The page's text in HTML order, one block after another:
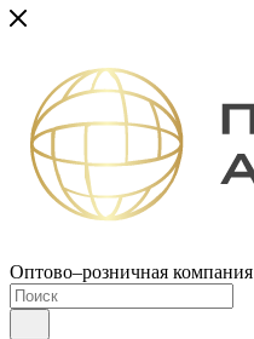
Оптово–розничная компания